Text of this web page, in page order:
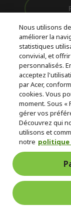
Livraison
gratuite
© 2026 Acer Inc.
CPYou BV est le
services
Nous utilisons
améliorer la
statistiques
convivial, et
personnalisés.
acceptez
par Acer,
cookies. Vous
moment. Sous «
gérer vos
Découvrez qui
utilisons et
notre politique